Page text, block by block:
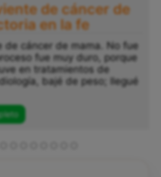
de cáncer de
en la fe
de cáncer de mama. No fue
fue muy duro, porque
en tratamientos de
bajé de peso; llegué